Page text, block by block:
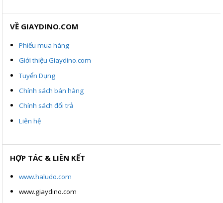
VỀ GIAYDINO.COM
Phiếu mua hàng
Giới thiệu Giaydino.com
Tuyển Dụng
Chính sách bán hàng
Chính sách đổi trả
Liên hệ
HỢP TÁC & LIÊN KẾT
www.haludo.com
www.giaydino.com